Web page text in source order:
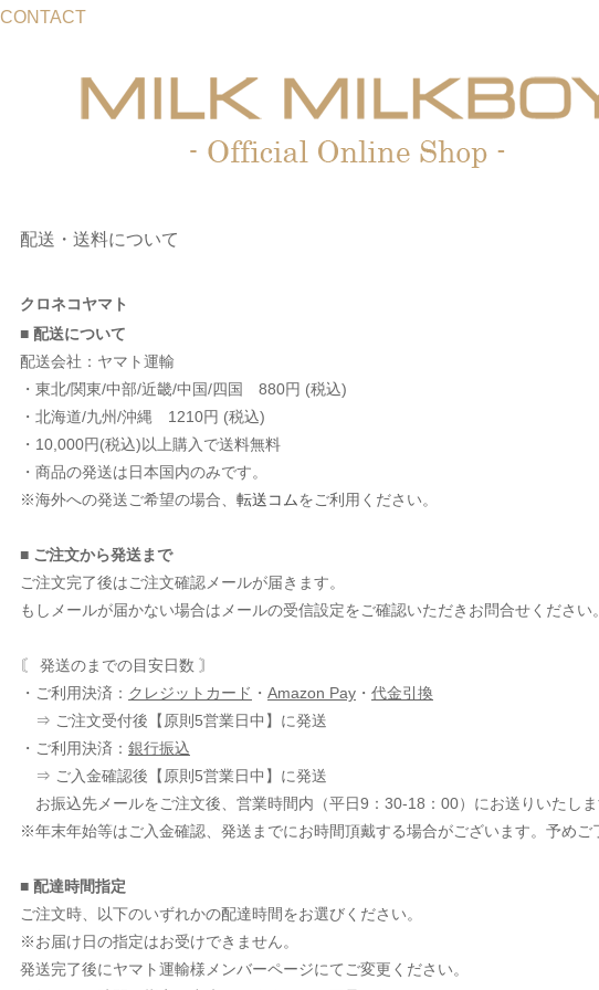
CONTACT
配送・送料について
クロネコヤマト
■ 配送について
配送会社：ヤマト運輸
・東北/関東/中部/近畿/中国/四国 880円 (税込)
・北海道/九州/沖縄 1210円 (税込)
・10,000円(税込)以上購入で送料無料
・商品の発送は日本国内のみです。
※海外への発送ご希望の場合、 転送コムをご利用ください。
■ ご注文から発送まで
ご注文完了後はご注文確認メールが届きます。
もしメールが届かない場合はメールの受信設定をご確認いただきお問合せください。
〘 発送のまでの目安日数 〙
・ご利用決済： クレジットカード ・ Amazon Pay ・ 代金引換
⇒ ご注文受付後【原則5営業日中】に発送
・ご利用決済： 銀行振込
⇒ ご入金確認後【原則5営業日中】に発送
お振込先メールをご注文後、営業時間内（平日9：30-18：00）にお送りいたしま
※年末年始等はご入金確認、発送までにお時間頂戴する場合がございます。予めご
■ 配達時間指定
ご注文時、以下のいずれかの配達時間をお選びください。
※お届け日の指定はお受けできません。
発送完了後にヤマト運輸様メンバーページにてご変更ください。